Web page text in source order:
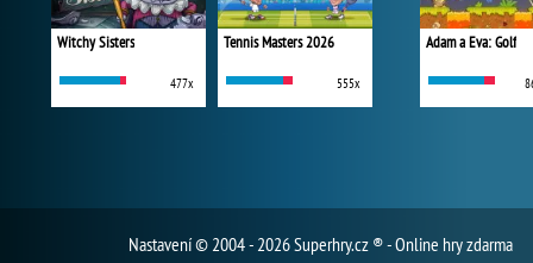
Witchy Sisters
477x
Tennis Masters 2026
555x
Adam a Eva: Golf
Nastavení© 2004 - 2026 Superhry.cz ® - Online hry zdarma